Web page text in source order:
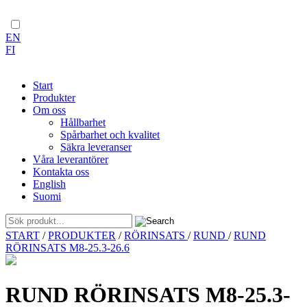
EN
FI
Start
Produkter
Om oss
Hållbarhet
Spårbarhet och kvalitet
Säkra leveranser
Våra leverantörer
Kontakta oss
English
Suomi
Skip
to
content
START /PRODUKTER /RÖRINSATS /RUND /RUND
RÖRINSATS M8-25.3-26.6
RUND RÖRINSATS M8-25.3-